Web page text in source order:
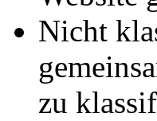
Nicht
zu